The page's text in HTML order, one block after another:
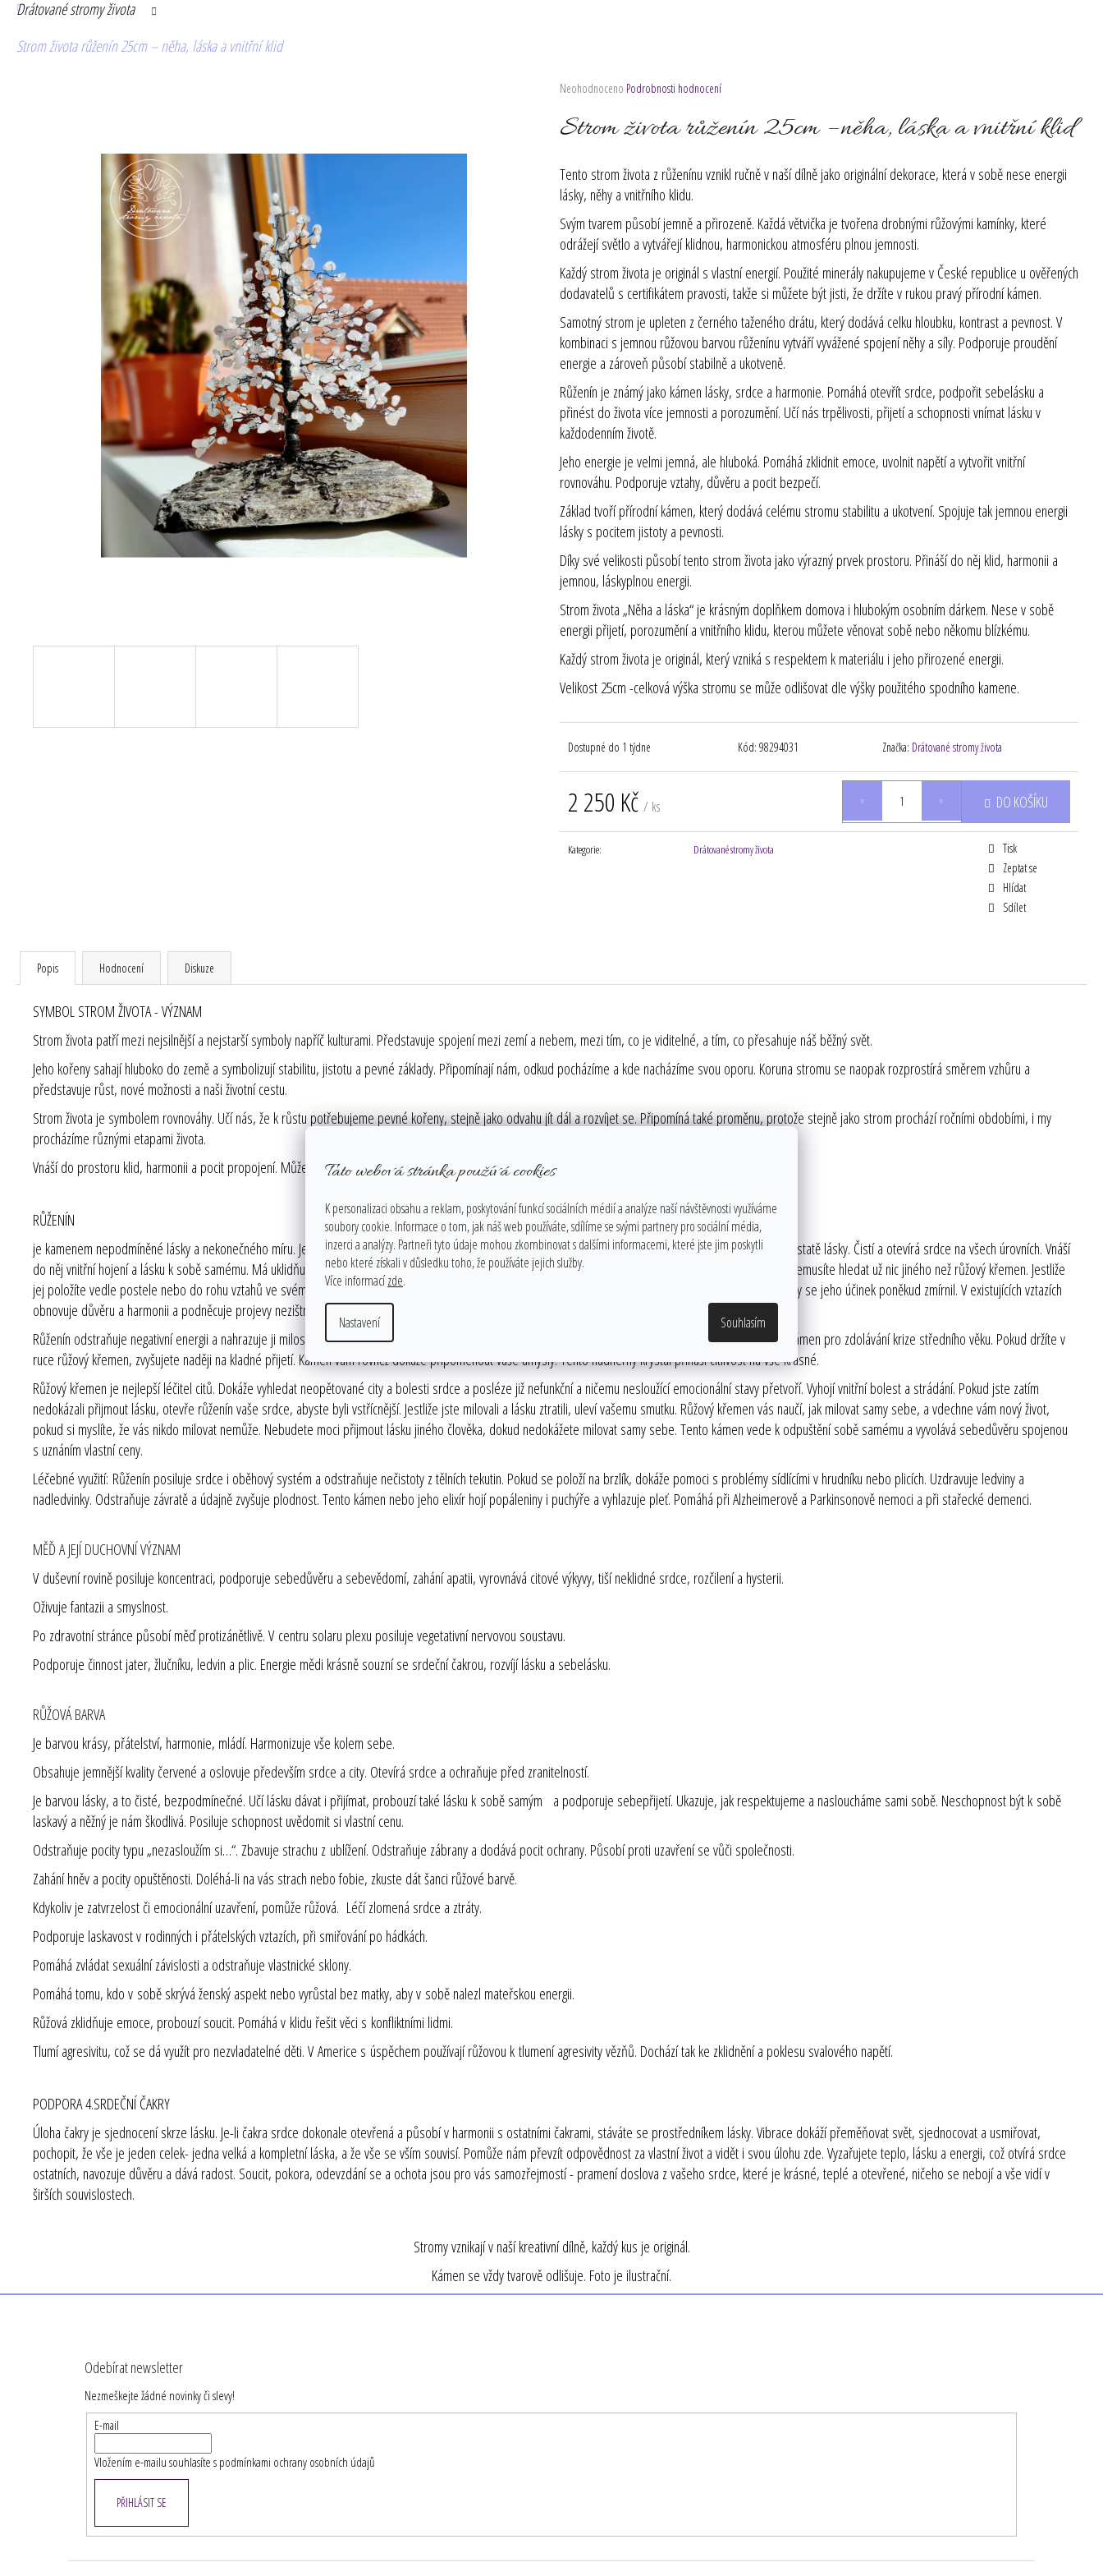
Tato webová stránka používá cookies
K personalizaci obsahu a reklam, poskytování funkcí sociálních médií a analýze naší návštěvnosti využíváme
soubory cookie. Informace o tom, jak náš web používáte, sdílíme se svými partnery pro sociální média,
inzerci a analýzy. Partneři tyto údaje mohou zkombinovat s dalšími informacemi, které jste jim poskytli
nebo které získali v důsledku toho, že používáte jejich služby.
Více informacízde.
Nastavení Souhlasím
Drátované stromy života
Strom života růženín 25cm – něha, láska a vnitřní klid
Průměrné
produktu
je
5
hvězdiček.
Neohodnoceno Podrobnosti hodnocení
Strom života růženín 25cm – něha, láska a vnitřní klid
Tento strom života z růženínu vznikl ručně v naší dílně jako originální dekorace, která v sobě nese energii
lásky, něhy a vnitřního klidu.
Svým tvarem působí jemně a přirozeně. Každá větvička je tvořena drobnými růžovými kamínky, které
odrážejí světlo a vytvářejí klidnou, harmonickou atmosféru plnou jemnosti.
Každý strom života je originál s vlastní energií. Použité minerály nakupujeme v České republice u ověřených
dodavatelů s certifikátem pravosti, takže si můžete být jisti, že držíte v rukou pravý přírodní kámen.
Samotný strom je upleten z černého taženého drátu, který dodává celku hloubku, kontrast a pevnost. V
kombinaci s jemnou růžovou barvou růženínu vytváří vyvážené spojení něhy a síly. Podporuje proudění
energie a zároveň působí stabilně a ukotveně.
Růženín je známý jako kámen lásky, srdce a harmonie. Pomáhá otevřít srdce, podpořit sebelásku a
přinést do života více jemnosti a porozumění. Učí nás trpělivosti, přijetí a schopnosti vnímat lásku v
každodenním životě.
Jeho energie je velmi jemná, ale hluboká. Pomáhá zklidnit emoce, uvolnit napětí a vytvořit vnitřní
rovnováhu. Podporuje vztahy, důvěru a pocit bezpečí.
Základ tvoří přírodní kámen, který dodává celému stromu stabilitu a ukotvení. Spojuje tak jemnou energii
lásky s pocitem jistoty a pevnosti.
Díky své velikosti působí tento strom života jako výrazný prvek prostoru. Přináší do něj klid, harmonii a
jemnou, láskyplnou energii.
Strom života „Něha a láska“ je krásným doplňkem domova i hlubokým osobním dárkem. Nese v sobě
energii přijetí, porozumění a vnitřního klidu, kterou můžete věnovat sobě nebo někomu blízkému.
Každý strom života je originál, který vzniká s respektem k materiálu i jeho přirozené energii.
Velikost 25cm -celková výška stromu se může odlišovat dle výšky použitého spodního kamene.
Dostupné do 1 týdne Kód: 98294031 Značka: Drátované stromy života
2 250 Kč / ks
cena:
DO KOŠÍKU
Kategorie: Drátované stromy života
Tisk
Zeptat se
Hlídat
Sdílet
Popis Hodnocení Diskuze
SYMBOL STROM ŽIVOTA - VÝZNAM
Strom života patří mezi nejsilnější a nejstarší symboly napříč kulturami. Představuje spojení mezi zemí a nebem, mezi tím, co je viditelné, a tím, co přesahuje náš běžný svět.
Jeho kořeny sahají hluboko do země a symbolizují stabilitu, jistotu a pevné základy. Připomínají nám, odkud pocházíme a kde nacházíme svou oporu. Koruna stromu se naopak rozprostírá směrem vzhůru a
představuje růst, nové možnosti a naši životní cestu.
Strom života je symbolem rovnováhy. Učí nás, že k růstu potřebujeme pevné kořeny, stejně jako odvahu jít dál a rozvíjet se. Připomíná také proměnu, protože stejně jako strom prochází ročními obdobími, i my
procházíme různými etapami života.
Vnáší do prostoru klid, harmonii a pocit propojení. Může být jemnou připomínkou vnitřní síly, stability i toho, že vše v životě má svůj čas a smysl.
RŮŽENÍN
je kamenem nepodmíněné lásky a nekonečného míru. Jedná se o jeden z nejdůležitějších krystalů pro srdce a srdeční čakru. Přináší poučení o skutečné podstatě lásky. Čistí a otevírá srdce na všech úrovních. Vnáší
do něj vnitřní hojení a lásku k sobě samému. Má uklidňující, tišící účinek. Výborně poslouží ve chvílích traumat nebo krizí. Pokud k sobě chcete přilákat lásku, nemusíte hledat už nic jiného než růžový křemen. Jestliže
jej položíte vedle postele nebo do rohu vztahů ve svém bytě, bude k vám přitahovat lásku a nové vztahy tak účinně, že budete často potřebovat ametyst, aby se jeho účinek poněkud zmírnil. V existujících vztazích
obnovuje důvěru a harmonii a podněcuje projevy nezištné lásky.
Růženín odstraňuje negativní energii a nahrazuje ji milostnými vibracemi. Posiluje empatii a citlivost. Pomáhá přijímat nezbytnost změn. Jedná se o vynikající kámen pro zdolávání krize středního věku. Pokud držíte v
ruce růžový křemen, zvyšujete naději na kladné přijetí. Kámen vám rovněž dokáže připomenout vaše úmysly. Tento nádherný krystal přináší citlivost na vše krásné.
Růžový křemen je nejlepší léčitel citů. Dokáže vyhledat neopětované city a bolesti srdce a posléze již nefunkční a ničemu nesloužící emocionální stavy přetvoří. Vyhojí vnitřní bolest a strádání. Pokud jste zatím
nedokázali přijmout lásku, otevře růženín vaše srdce, abyste byli vstřícnější. Jestliže jste milovali a lásku ztratili, uleví vašemu smutku. Růžový křemen vás naučí, jak milovat samy sebe, a vdechne vám nový život,
pokud si myslíte, že vás nikdo milovat nemůže. Nebudete moci přijmout lásku jiného člověka, dokud nedokážete milovat samy sebe. Tento kámen vede k odpuštění sobě samému a vyvolává sebedůvěru spojenou
s uznáním vlastní ceny.
Léčebné využití: Růženín posiluje srdce i oběhový systém a odstraňuje nečistoty z tělních tekutin. Pokud se položí na brzlík, dokáže pomoci s problémy sídlícími v hrudníku nebo plicích. Uzdravuje ledviny a
nadledvinky. Odstraňuje závratě a údajně zvyšuje plodnost. Tento kámen nebo jeho elixír hojí popáleniny i puchýře a vyhlazuje pleť. Pomáhá při Alzheimerově a Parkinsonově nemoci a při stařecké demenci.
MĚĎ A JEJÍ DUCHOVNÍ VÝZNAM
V duševní rovině posiluje koncentraci, podporuje sebedůvěru a sebevědomí, zahání apatii, vyrovnává citové výkyvy, tiší neklidné srdce, rozčilení a hysterii.
Oživuje fantazii a smyslnost.
Po zdravotní stránce působí měď protizánětlivě. V centru solaru plexu posiluje vegetativní nervovou soustavu.
Podporuje činnost jater, žlučníku, ledvin a plic. Energie mědi krásně souzní se srdeční čakrou, rozvíjí lásku a sebelásku.
RŮŽOVÁ BARVA
Je barvou krásy, přátelství, harmonie, mládí. Harmonizuje vše kolem sebe.
Obsahuje jemnější kvality červené a oslovuje především srdce a city. Otevírá srdce a ochraňuje před zranitelností.
Je barvou lásky, a to čisté, bezpodmínečné. Učí lásku dávat i přijímat, probouzí také lásku k sobě samým a podporuje sebepřijetí. Ukazuje, jak respektujeme a nasloucháme sami sobě. Neschopnost být k sobě
laskavý a něžný je nám škodlivá. Posiluje schopnost uvědomit si vlastní cenu.
Odstraňuje pocity typu „nezasloužím si…“. Zbavuje strachu z ublížení. Odstraňuje zábrany a dodává pocit ochrany. Působí proti uzavření se vůči společnosti.
Zahání hněv a pocity opuštěnosti. Doléhá-li na vás strach nebo fobie, zkuste dát šanci růžové barvě.
Kdykoliv je zatvrzelost či emocionální uzavření, pomůže růžová. Léčí zlomená srdce a ztráty.
Podporuje laskavost v rodinných i přátelských vztazích, při smiřování po hádkách.
Pomáhá zvládat sexuální závislosti a odstraňuje vlastnické sklony.
Pomáhá tomu, kdo v sobě skrývá ženský aspekt nebo vyrůstal bez matky, aby v sobě nalezl mateřskou energii.
Růžová zklidňuje emoce, probouzí soucit. Pomáhá v klidu řešit věci s konfliktními lidmi.
Tlumí agresivitu, což se dá využít pro nezvladatelné děti. V Americe s úspěchem používají růžovou k tlumení agresivity vězňů. Dochází tak ke zklidnění a poklesu svalového napětí.
PODPORA 4.SRDEČNÍ ČAKRY
Úloha čakry je sjednocení skrze lásku. Je-li čakra srdce dokonale otevřená a působí v harmonii s ostatními čakrami, stáváte se prostředníkem lásky. Vibrace dokáží přeměňovat svět, sjednocovat a usmiřovat,
pochopit, že vše je jeden celek- jedna velká a kompletní láska, a že vše se vším souvisí. Pomůže nám převzít odpovědnost za vlastní život a vidět i svou úlohu zde. Vyzařujete teplo, lásku a energii, což otvírá srdce
ostatních, navozuje důvěru a dává radost. Soucit, pokora, odevzdání se a ochota jsou pro vás samozřejmostí - pramení doslova z vašeho srdce, které je krásné, teplé a otevřené, ničeho se nebojí a vše vidí v
širších souvislostech.
Stromy vznikají v naší kreativní dílně, každý kus je originál.
Kámen se vždy tvarově odlišuje. Foto je ilustrační.
Odebírat newsletter
Nezmeškejte žádné novinky či slevy!
E-mail
Vložením e-mailu souhlasíte spodmínkami ochrany osobních údajů
PŘIHLÁSIT SE